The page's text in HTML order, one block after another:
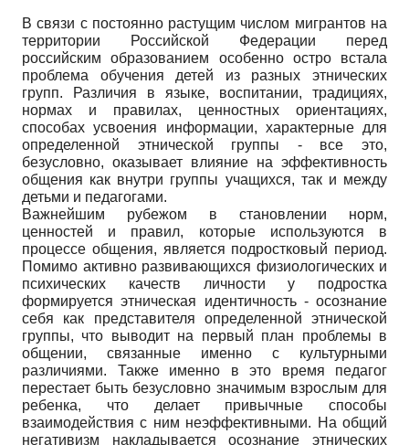
В связи с постоянно растущим числом мигрантов на
территории Российской Федерации перед
российским образованием особенно остро встала
проблема обучения детей из разных этнических
групп. Различия в языке, воспитании, традициях,
нормах и правилах, ценностных ориентациях,
способах усвоения информации, характерные для
определенной этнической группы - все это,
безусловно, оказывает влияние на эффективность
общения как внутри группы учащихся, так и между
детьми и педагогами.
Важнейшим рубежом в становлении норм,
ценностей и правил, которые используются в
процессе общения, является подростковый период.
Помимо активно развивающихся физиологических и
психических качеств личности у подростка
формируется этническая идентичность - осознание
себя как представителя определенной этнической
группы, что выводит на первый план проблемы в
общении, связанные именно с культурными
различиями. Также именно в это время педагог
перестает быть безусловно значимым взрослым для
ребенка, что делает привычные способы
взаимодействия с ним неэффективными. На общий
негативизм накладывается осознание этнических